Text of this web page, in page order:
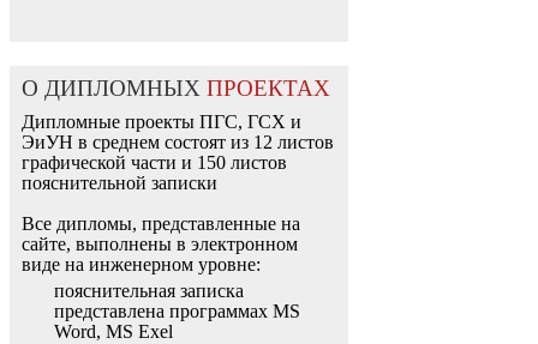
О ДИПЛОМНЫХ ПРОЕКТАХ
Дипломные проекты ПГС, ГСХ и
ЭиУН в среднем состоят из 12 листов
графической части и 150 листов
пояснительной записки
Все дипломы, представленные на
сайте, выполнены в электронном
виде на инженерном уровне:
пояснительная записка
представлена программах MS
Word, MS Exel